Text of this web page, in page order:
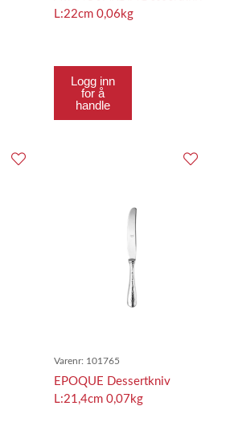
L:22cm 0,06kg
Logg inn
for å
handle
Varenr: 101765
EPOQUE Dessertkniv
L:21,4cm 0,07kg